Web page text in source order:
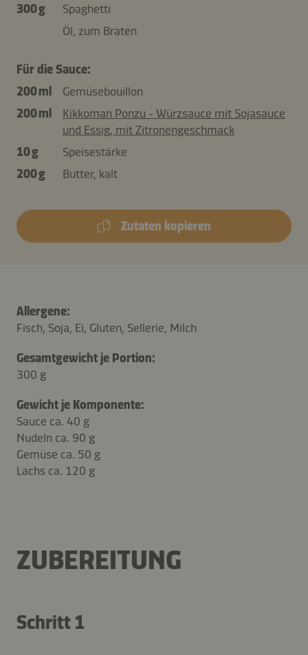
300 g
Spaghetti
Öl, zum Braten
Für die Sauce:
200 ml
Gemüsebouillon
200 ml
Kikkoman Ponzu - Würzsauce mit Sojasauce
und Essig, mit Zitronengeschmack
10 g
Speisestärke
200 g
Butter, kalt
Zutaten kopieren
Allergene:
Fisch, Soja, Ei, Gluten, Sellerie, Milch
Gesamtgewicht je Portion:
300 g
Gewicht je Komponente:
Sauce ca. 40 g
Nudeln ca. 90 g
Gemüse ca. 50 g
Lachs ca. 120 g
ZUBEREITUNG
Schritt 1